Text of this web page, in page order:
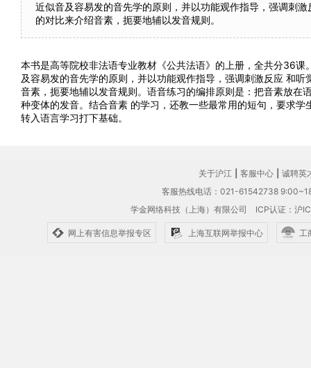
近似音及容易发的音先学的原则，并以功能观作指导，强调刺
的对比来介绍音素，扼要地辅以发音规则。
本书是高等院校非法语专业教材《公共法语》的上册，全共分36课
及容易发的音先学的原则，并以功能观作指导，强调刺激反应 和听
音素，扼要地辅以发音规则。语音练习的编排原则是：把音素放在
种变体的发音。结合音素 的学习，还教一些最常用的短句，要求学
转入语言学习打下基础。
关于沪江 客服中心
诚聘英
客服热线电话：021-61542738
学金网络科技（上海）有限公司 ICP认证：沪
网上有害信息举报专区 上海互联网举报中心 工